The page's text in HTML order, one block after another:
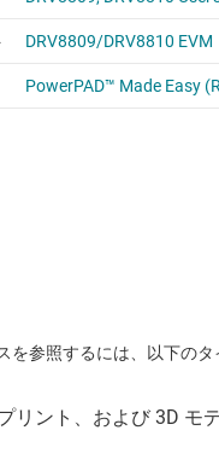
を参照するには、以下の